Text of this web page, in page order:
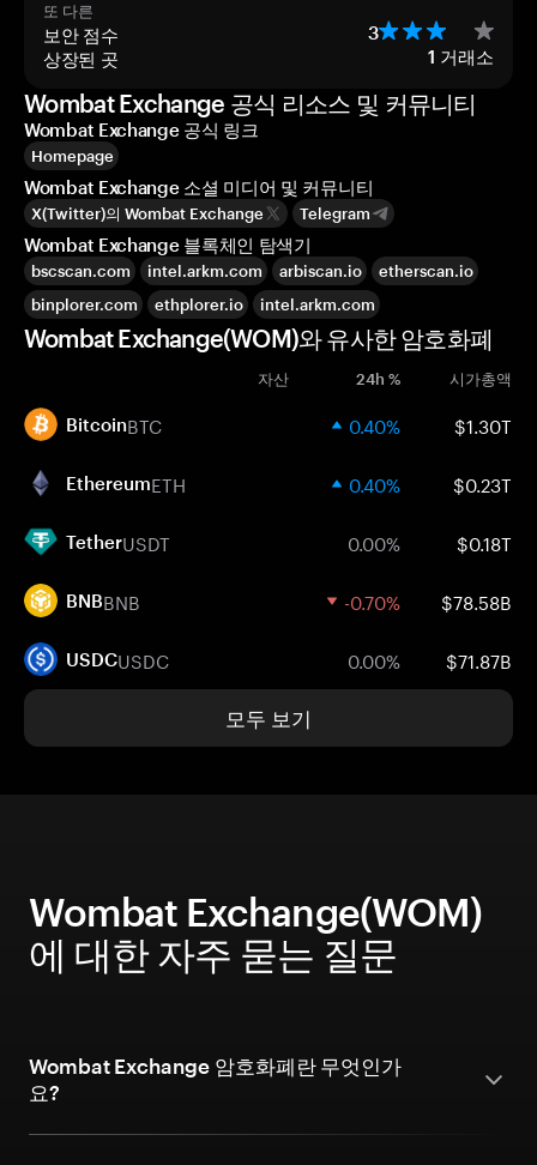
또 다른
보안 점수 3
상장된 곳 1 거래소
Wombat Exchange 공식 리소스 및 커뮤니티
Wombat Exchange 공식 링크
Homepage
Wombat Exchange 소셜 미디어 및 커뮤니티
X(Twitter)의 Wombat Exchange Telegram
Wombat Exchange 블록체인 탐색기
bscscan.com intel.arkm.com arbiscan.io
etherscan.io
binplorer.com
ethplorer.io intel.arkm.com
Wombat Exchange(WOM)와 유사한 암호화폐
자산 24h % 시가총액
BitcoinBTC 0.40% $1.30T
EthereumETH 0.40% $0.23T
TetherUSDT 0.00% $0.18T
BNBBNB -0.70% $78.58B
USDCUSDC 0.00% $71.87B
모두 보기
Wombat Exchange(WOM)
에 대한 자주 묻는 질문
Wombat Exchange 암호화폐란 무엇인가
요?